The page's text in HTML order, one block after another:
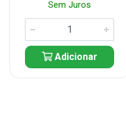
Sem Juros
Adicionar